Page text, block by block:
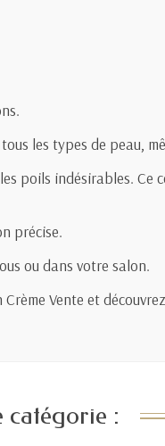
les types de peau,
poils indésirables. Ce
précise.
ou dans votre salon.
Vente et
catégorie :